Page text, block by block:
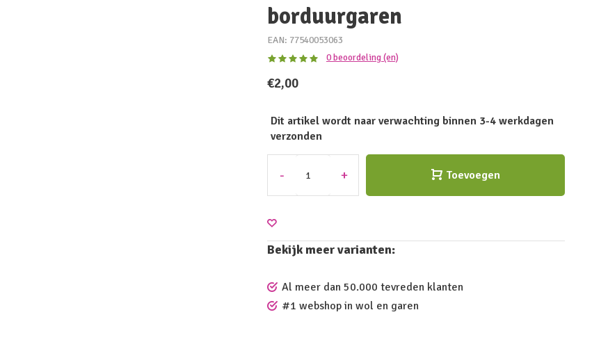
borduurgaren
EAN: 77540053063
0 beoordeling (en)
€2,00
Dit artikel wordt naar verwachting binnen 3-4 werkdagen
verzonden
- + Toevoegen
Bekijk meer varianten:
Al meer dan 50.000 tevreden klanten
#1 webshop in wol en garen